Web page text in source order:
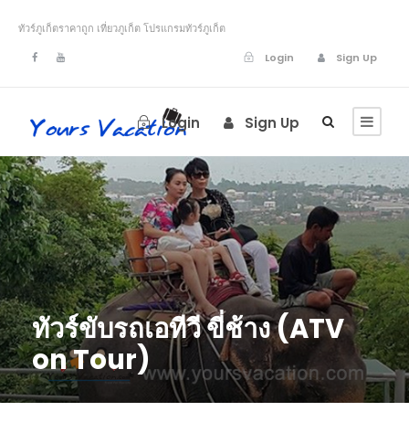
ทัวร์ภูเก็ตราคาถูก เที่ยวภูเก็ต โปรแกรมทัวร์ภูเก็ต
Login
Sign Up
Login Sign Up
ทัวร์ขับรถเอทีวี ขี่ช้าง (ATV
on Tour)